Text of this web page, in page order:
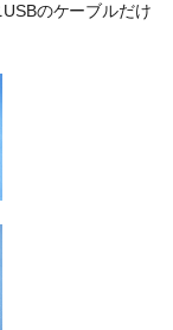
のケーブルだけ